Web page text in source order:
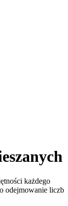
każdego
odejmowanie liczb